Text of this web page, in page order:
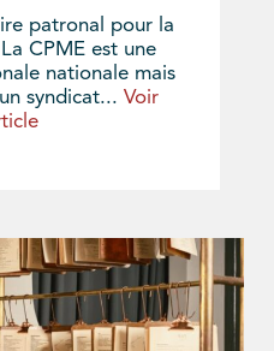
patronal pour la
CPME est une
nationale mais
syndicat... Voir